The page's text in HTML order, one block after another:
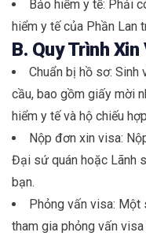
Bảo hiểm y tế: Phải
hiểm y tế của Phần Lan
B. Quy Trình
Chuẩn bị hồ sơ: Sinh
cầu, bao gồm giấy mời
hiểm y tế và hộ chiếu
Nộp đơn xin visa:
Đại sứ quán hoặc Lãnh
bạn.
Phỏng vấn visa:
tham gia phỏng vấn